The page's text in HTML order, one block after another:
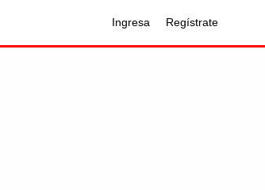
Ingresa Regístrate